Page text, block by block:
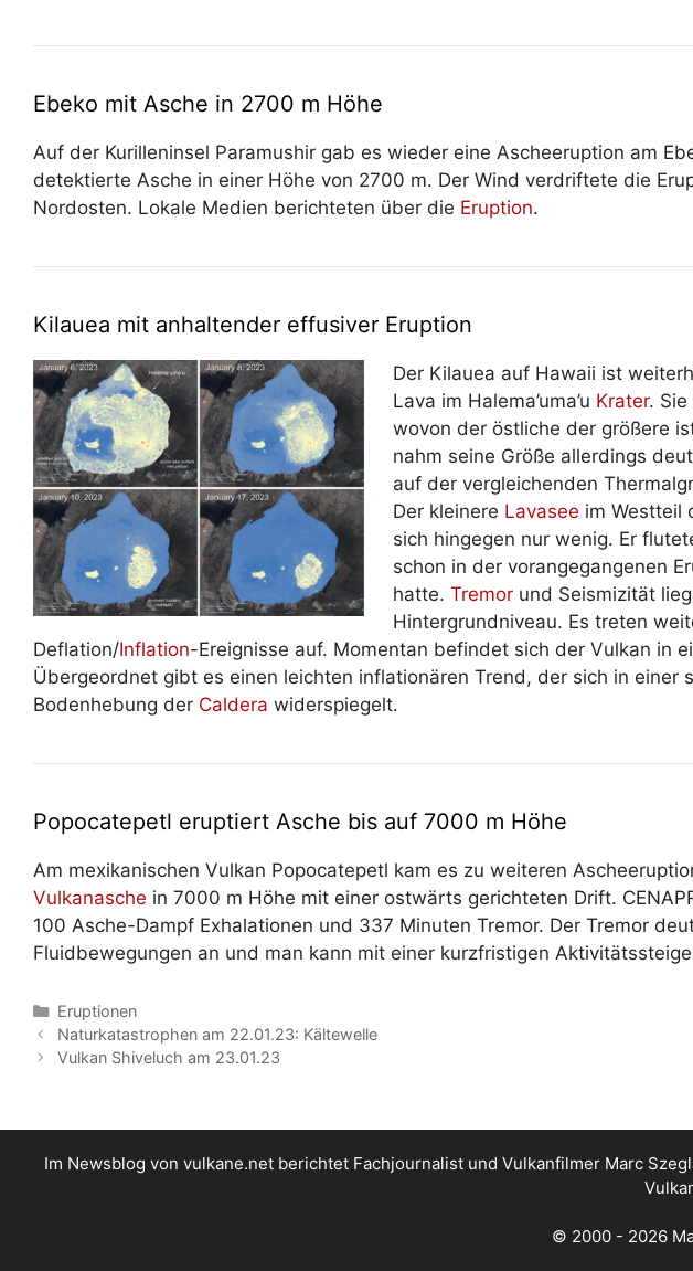
Ebeko mit Asche in 2700 m Höhe
Auf der Kurilleninsel Paramushir gab es wieder eine Ascheeruption am
detektierte Asche in einer Höhe von 2700 m. Der Wind verdriftete die
Nordosten. Lokale Medien berichteten über die Eruption.
Kilauea mit anhaltender effusiver Eruption
Der Kilauea auf Hawaii ist
Lava im Halema’uma’u Krater. Sie
wovon der östliche der größere
nahm seine Größe allerdings
auf der vergleichenden
Der kleinere Lavasee im Westteil
sich hingegen nur wenig. Er
schon in der vorangegangenen
hatte. Tremorund Seismizität
Hintergrundniveau. Es treten
Deflation/Inflation-Ereignisse auf. Momentan befindet sich der Vulkan in
Übergeordnet gibt es einen leichten inflationären Trend, der sich in einer
Bodenhebung der Caldera widerspiegelt.
Popocatepetl eruptiert Asche bis auf 7000 m Höhe
Am mexikanischen Vulkan Popocatepetl kam es zu weiteren
Vulkanasche in 7000 m Höhe mit einer ostwärts gerichteten Drift.
100 Asche-Dampf Exhalationen und 337 Minuten Tremor. Der Tremor
Fluidbewegungen an und man kann mit einer kurzfristigen
Kategorien
Eruptionen
Naturkatastrophen am 22.01.23: Kältewelle
Vulkan Shiveluch am 23.01.23
Im Newsblog von vulkane.net berichtet Fachjournalist und Vulkanfilmer Marc
© 2000 - 2026